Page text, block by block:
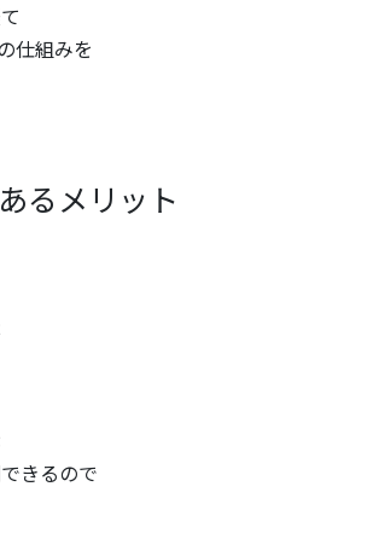
仕組みを
るメリット
きるので